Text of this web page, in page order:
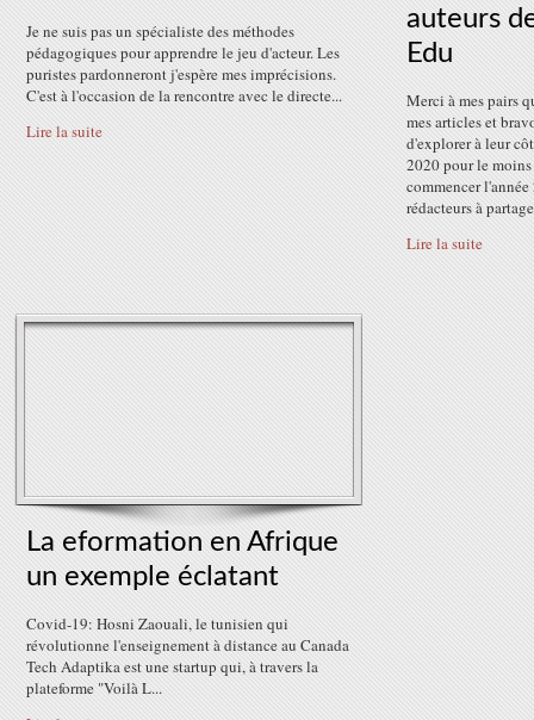
Je ne suis pas un spécialiste des méthodes
pédagogiques pour apprendre le jeu d'acteur. Les
puristes pardonneront j'espère mes imprécisions.
C'est à l'occasion de la rencontre avec le directe...
Lire la suite
auteurs
Edu
Merci à mes pairs
mes articles et
d'explorer à leur
2020 pour le
commencer
rédacteurs à
Lire la suite
La eformation en Afrique
un exemple éclatant
Covid-19: Hosni Zaouali, le tunisien qui
révolutionne l'enseignement à distance au Canada
Tech Adaptika est une startup qui, à travers la
plateforme "Voilà L...